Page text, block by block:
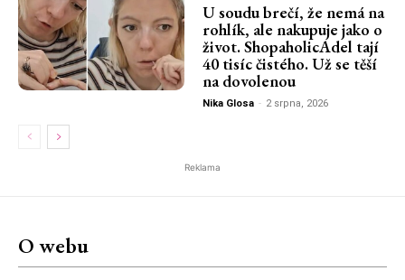
U soudu brečí, že nemá na
rohlík, ale nakupuje jako o
život. ShopaholicAdel tají
40 tisíc čistého. Už se těší
na dovolenou
Nika Glosa - 2 srpna, 2026
Reklama
O webu